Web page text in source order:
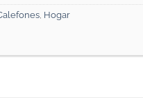
, Hogar